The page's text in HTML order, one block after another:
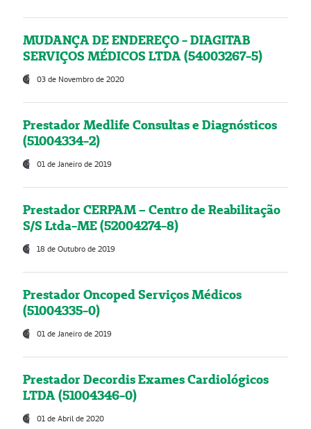
MUDANÇA DE ENDEREÇO - DIAGITAB
SERVIÇOS MÉDICOS LTDA (54003267-5)
03 de Novembro de 2020
Prestador Medlife Consultas e Diagnósticos
(51004334-2)
01 de Janeiro de 2019
Prestador CERPAM – Centro de Reabilitação
S/S Ltda-ME (52004274-8)
18 de Outubro de 2019
Prestador Oncoped Serviços Médicos
(51004335-0)
01 de Janeiro de 2019
Prestador Decordis Exames Cardiológicos
LTDA (51004346-0)
01 de Abril de 2020